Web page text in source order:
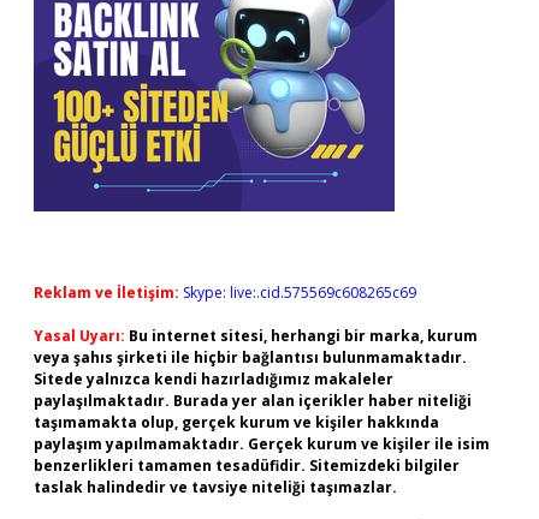
Reklam ve İletişim: Skype: live:.cid.575569c608265c69
Yasal Uyarı: Bu internet sitesi, herhangi bir marka, kurum
veya şahıs şirketi ile hiçbir bağlantısı bulunmamaktadır.
Sitede yalnızca kendi hazırladığımız makaleler
paylaşılmaktadır. Burada yer alan içerikler haber niteliği
taşımamakta olup, gerçek kurum ve kişiler hakkında
paylaşım yapılmamaktadır. Gerçek kurum ve kişiler ile isim
benzerlikleri tamamen tesadüfidir. Sitemizdeki bilgiler
taslak halindedir ve tavsiye niteliği taşımazlar.